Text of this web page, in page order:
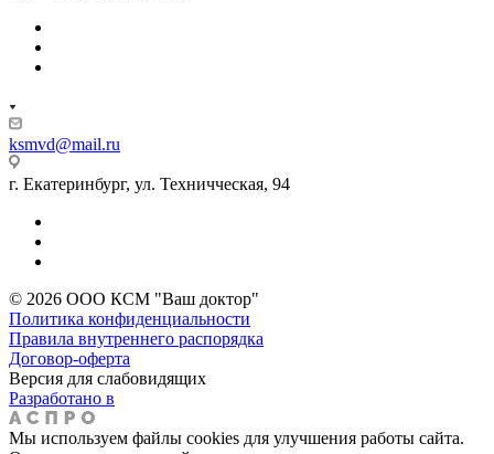
ksmvd@mail.ru
г. Екатеринбург, ул. Техничческая, 94
© 2026 ООО КСМ "Ваш доктор"
Политика конфиденциальности
Правила внутреннего распорядка
Договор-оферта
Версия для слабовидящих
Разработано в
Мы используем файлы cookies для улучшения работы сайта.